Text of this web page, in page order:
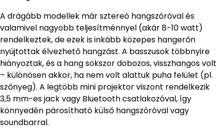
A drágább modellek már sztereó hangszóróval és
valamivel nagyobb teljesítménnyel (akár 8-10 watt)
rendelkeztek, de ezek is inkább közepes hangerőn
nyújtottak élvezhető hangzást. A basszusok többnyire
hiányoztak, és a hang sokszor dobozos, visszhangos volt
– különösen akkor, ha nem volt alattuk puha felület (pl.
szőnyeg). A legtöbb mini projektor viszont rendelkezik
3,5 mm-es jack vagy Bluetooth csatlakozóval, így
könnyedén párosítható külső hangszóróval vagy
soundbarral.